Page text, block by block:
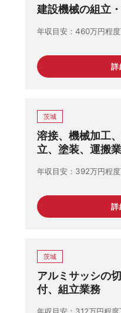
建設機械の組立
年収目安 460万円程
詳
茨城
溶接、機械加工
立、塗装、運搬
年収目安 392万円程
詳
茨城
アルミサッシの
付、組立業務
年収目安 312万円程